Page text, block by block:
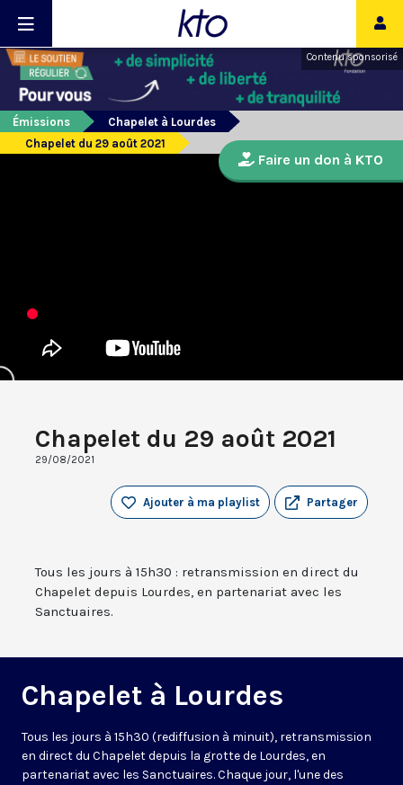
Contenu sponsorisé
Émissions
Chapelet à Lourdes
Chapelet du 29 août 2021
Chapelet du 29 août 2021
29/08/2021
Partager
Ajouter à ma playlist
Tous les jours à 15h30 : retransmission en direct du
Chapelet depuis Lourdes, en partenariat avec les
Sanctuaires.
Chapelet à Lourdes
Tous les jours à 15h30 (rediffusion à minuit), retransmission
en direct du Chapelet depuis la grotte de Lourdes, en
partenariat avec les Sanctuaires. Chaque jour, l'une des
Faire un don à KTO